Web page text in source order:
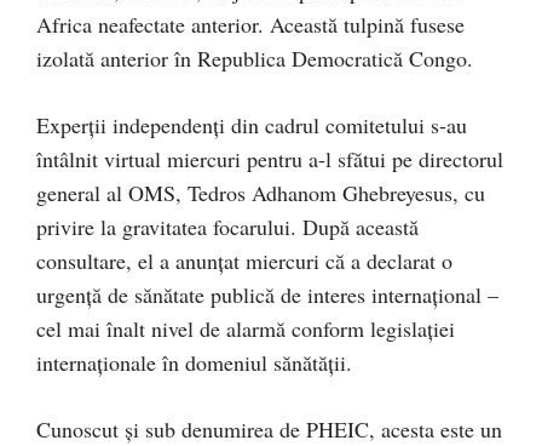
Africa neafectate anterior. Această tulpină fusese
izolată anterior în Republica Democratică Congo.
Experții independenți din cadrul comitetului s-au
întâlnit virtual miercuri pentru a-l sfătui pe directorul
general al OMS, Tedros Adhanom Ghebreyesus, cu
privire la gravitatea focarului. După această
consultare, el a anunțat miercuri că a declarat o
urgență de sănătate publică de interes internațional –
cel mai înalt nivel de alarmă conform legislației
internaționale în domeniul sănătății.
Cunoscut și sub denumirea de PHEIC, acesta este un